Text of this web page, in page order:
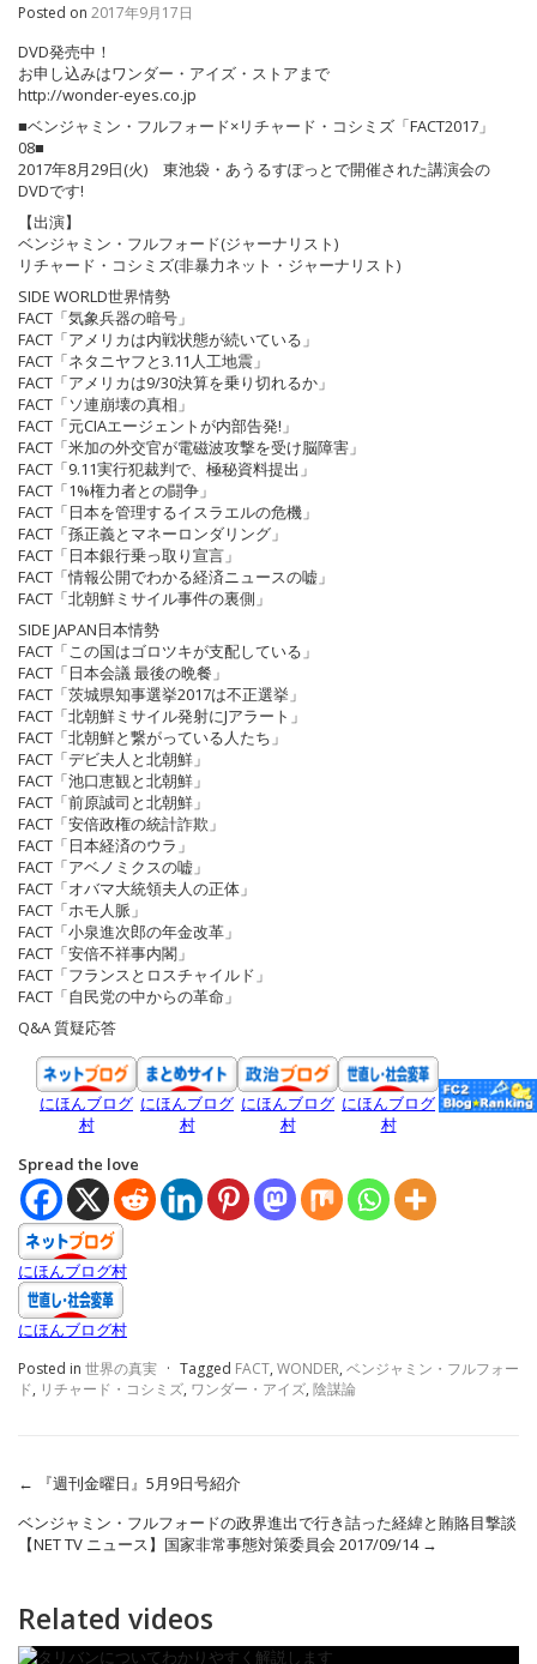
Posted on 2017年9月17日
DVD発売中！
お申し込みはワンダー・アイズ・ストアまで
http://wonder-eyes.co.jp
■ベンジャミン・フルフォード×リチャード・コシミズ「FACT2017」
08■
2017年8月29日(火) 東池袋・あうるすぽっとで開催された講演会の
DVDです!
【出演】
ベンジャミン・フルフォード(ジャーナリスト)
リチャード・コシミズ(非暴力ネット・ジャーナリスト)
SIDE WORLD世界情勢
FACT「気象兵器の暗号」
FACT「アメリカは内戦状態が続いている」
FACT「ネタニヤフと3.11人工地震」
FACT「アメリカは9/30決算を乗り切れるか」
FACT「ソ連崩壊の真相」
FACT「元CIAエージェントが内部告発!」
FACT「米加の外交官が電磁波攻撃を受け脳障害」
FACT「9.11実行犯裁判で、極秘資料提出」
FACT「1%権力者との闘争」
FACT「日本を管理するイスラエルの危機」
FACT「孫正義とマネーロンダリング」
FACT「日本銀行乗っ取り宣言」
FACT「情報公開でわかる経済ニュースの嘘」
FACT「北朝鮮ミサイル事件の裏側」
SIDE JAPAN日本情勢
FACT「この国はゴロツキが支配している」
FACT「日本会議 最後の晩餐」
FACT「茨城県知事選挙2017は不正選挙」
FACT「北朝鮮ミサイル発射にJアラート」
FACT「北朝鮮と繋がっている人たち」
FACT「デビ夫人と北朝鮮」
FACT「池口恵観と北朝鮮」
FACT「前原誠司と北朝鮮」
FACT「安倍政権の統計詐欺」
FACT「日本経済のウラ」
FACT「アベノミクスの嘘」
FACT「オバマ大統領夫人の正体」
FACT「ホモ人脈」
FACT「小泉進次郎の年金改革」
FACT「安倍不祥事内閣」
FACT「フランスとロスチャイルド」
FACT「自民党の中からの革命」
Q&A 質疑応答
にほんブログ
村
にほんブログ
村
にほんブログ
村
にほんブログ
村
Spread the love
にほんブログ村
にほんブログ村
Posted in 世界の真実 · Tagged FACT, WONDER, ベンジャミン・フルフォー
ド, リチャード・コシミズ, ワンダー・アイズ, 陰謀論
←
『週刊金曜日』5月9日号紹介
ベンジャミン・フルフォードの政界進出で行き詰った経緯と賄賂目撃談
【NET TV ニュース】国家非常事態対策委員会 2017/09/14 →
Related videos